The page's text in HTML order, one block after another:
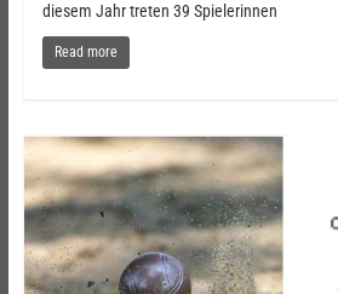
diesem Jahr treten 39 Spielerinnen
Read more